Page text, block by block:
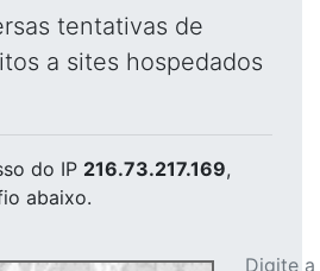
tentativas de
a sites hospedados
do IP 216.73.217.169,
abaixo.
Digite